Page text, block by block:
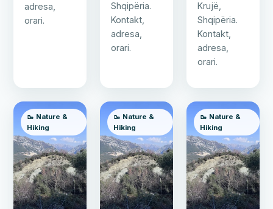
adresa,
orari.
Shqipëria.
Kontakt,
adresa,
orari.
Krujë,
Shqipëria.
Kontakt,
adresa,
orari.
🥾 Nature &
Hiking
🥾 Nature &
Hiking
🥾 Nature &
Hiking